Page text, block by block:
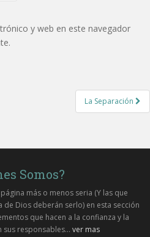
y web en este navegador
La Separación
Somos?
más o menos seria (Y las que
Dios deberán serlo) en esta sección
que hacen a la confianza y la
responsables... ver mas